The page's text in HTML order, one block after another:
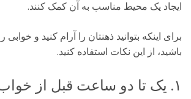
ایجاد یک محیط مناسب به آن کمک کنند.
برای اینکه بتوانید ذهنتان را آرام کنید و
باشید، از این نکات استفاده کنید.
۱. یک تا دو ساعت قبل از